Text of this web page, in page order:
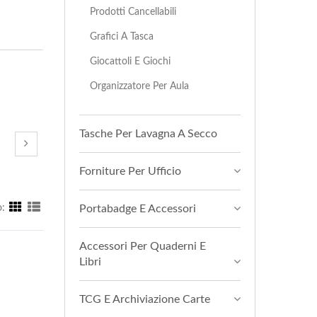
Prodotti Cancellabili
Grafici A Tasca
Giocattoli E Giochi
Organizzatore Per Aula
Tasche Per Lavagna A Secco
Forniture Per Ufficio
Portabadge E Accessori
Accessori Per Quaderni E
Libri
TCG E Archiviazione Carte